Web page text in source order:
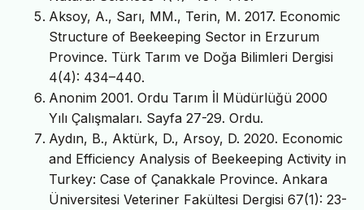
Aksoy, A., Sarı, MM., Terin, M. 2017. Economic
Structure of Beekeeping Sector in Erzurum
Province. Türk Tarım ve Doğa Bilimleri Dergisi
4(4): 434–440.
Anonim 2001. Ordu Tarım İl Müdürlüğü 2000
Yılı Çalışmaları. Sayfa 27-29. Ordu.
Aydın, B., Aktürk, D., Arsoy, D. 2020. Economic
and Efficiency Analysis of Beekeeping Activity in
Turkey: Case of Çanakkale Province. Ankara
Üniversitesi Veteriner Fakültesi Dergisi 67(1): 23-